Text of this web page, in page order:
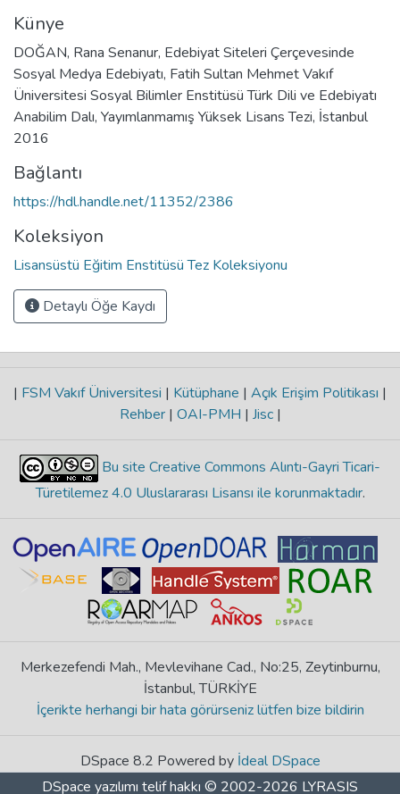
Künye
DOĞAN, Rana Senanur, Edebiyat Siteleri Çerçevesinde
Sosyal Medya Edebiyatı, Fatih Sultan Mehmet Vakıf
Üniversitesi Sosyal Bilimler Enstitüsü Türk Dili ve Edebiyatı
Anabilim Dalı, Yayımlanmamış Yüksek Lisans Tezi, İstanbul
2016
Bağlantı
https://hdl.handle.net/11352/2386
Koleksiyon
Lisansüstü Eğitim Enstitüsü Tez Koleksiyonu
Detaylı Öğe Kaydı
| FSM Vakıf Üniversitesi | Kütüphane | Açık Erişim Politikası |
Rehber | OAI-PMH | Jisc |
Bu site Creative Commons Alıntı-Gayri Ticari-
Türetilemez 4.0 Uluslararası Lisansı ile korunmaktadır.
Merkezefendi Mah., Mevlevihane Cad., No:25, Zeytinburnu,
İstanbul, TÜRKİYE
İçerikte herhangi bir hata görürseniz lütfen bize bildirin
DSpace 8.2 Powered by İdeal DSpace
DSpace yazılımı telif hakkı © 2002-2026 LYRASIS